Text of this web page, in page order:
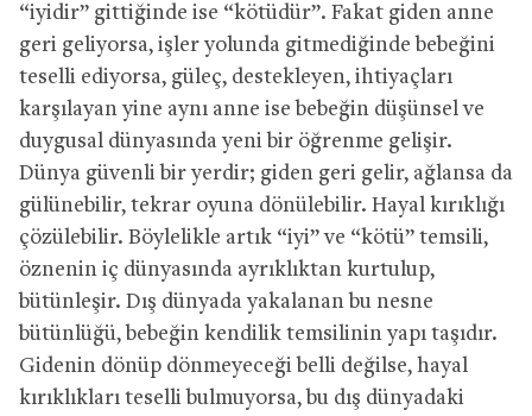
“iyidir” gittiğinde ise “kötüdür”. Fakat giden anne
geri geliyorsa, işler yolunda gitmediğinde bebeğini
teselli ediyorsa, güleç, destekleyen, ihtiyaçları
karşılayan yine aynı anne ise bebeğin düşünsel ve
duygusal dünyasında yeni bir öğrenme gelişir.
Dünya güvenli bir yerdir; giden geri gelir, ağlansa da
gülünebilir, tekrar oyuna dönülebilir. Hayal kırıklığı
çözülebilir. Böylelikle artık “iyi” ve “kötü” temsili,
öznenin iç dünyasında ayrıklıktan kurtulup,
bütünleşir. Dış dünyada yakalanan bu nesne
bütünlüğü, bebeğin kendilik temsilinin yapı taşıdır.
Gidenin dönüp dönmeyeceği belli değilse, hayal
kırıklıkları teselli bulmuyorsa, bu dış dünyadaki